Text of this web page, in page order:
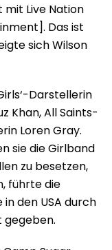
mit Live Nation
Das ist
sich Wilson
Darstellerin
Khan, All Saints-
Loren Gray.
sie die Girlband
zu besetzen,
führte die
den USA durch
gegeben.